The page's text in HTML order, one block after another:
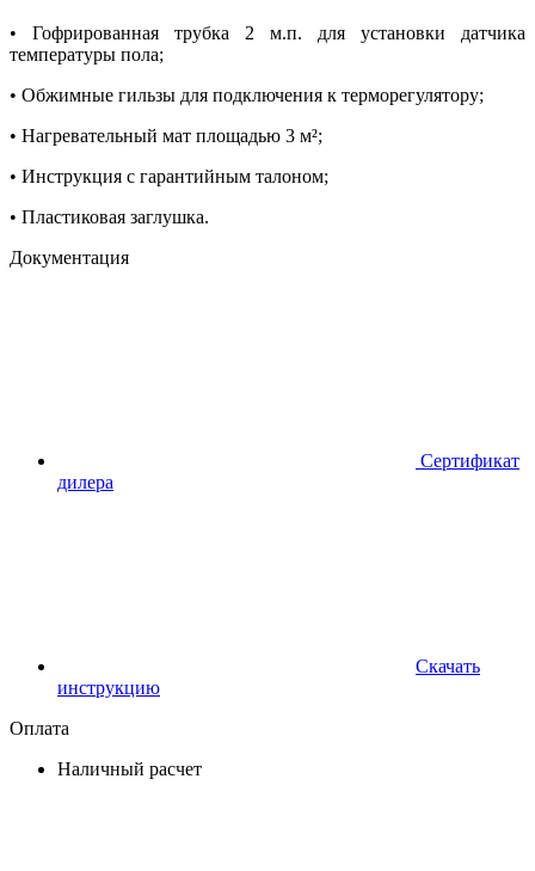
• Гофрированная трубка 2 м.п. для установки датчика
температуры пола;
• Обжимные гильзы для подключения к терморегулятору;
• Нагревательный мат площадью 3 м²;
• Инструкция с гарантийным талоном;
• Пластиковая заглушка.
Документация
Сертификат
дилера
Скачать
инструкцию
Оплата
Наличный расчет